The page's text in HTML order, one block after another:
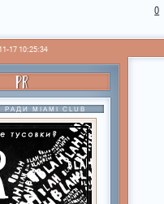
0
17 10:25:34
PR
MIAMI CLUB